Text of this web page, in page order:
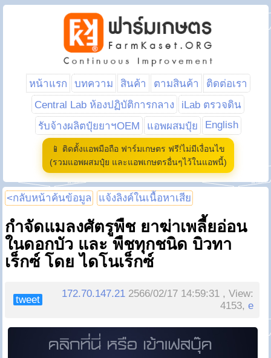
หน้าแรก บทความ สินค้า ตามสินค้า
ติดต่อเรา
Central Lab ห้องปฏิบัติการกลาง
iLab ตรวจดิน
รับจ้างผลิตปุ๋ยยาฯOEM
แอพผสมปุ๋ย English
📱 ติดตั้งแอพมือถือ ฟาร์มเกษตร ฟรี!ไม่มีเงื่อนไข
(รวมแอพผสมปุ๋ย และแอพเกษตรอื่นๆไว้ในแอพนี้)
<กลับหน้าค้นข้อมูล แจ้งลิงค์ในเนื้อหาเสีย
กำจัดแมลงศัตรูพืช ยาฆ่าเพลี้ยอ่อน
ในดอกบัว และ พืชทุกชนิด บิวทา
เร็กซ์ โดย ไดโนเร็กซ์
tweet
172.70.147.21 2566/02/17 14:59:31 , View:
4153,e